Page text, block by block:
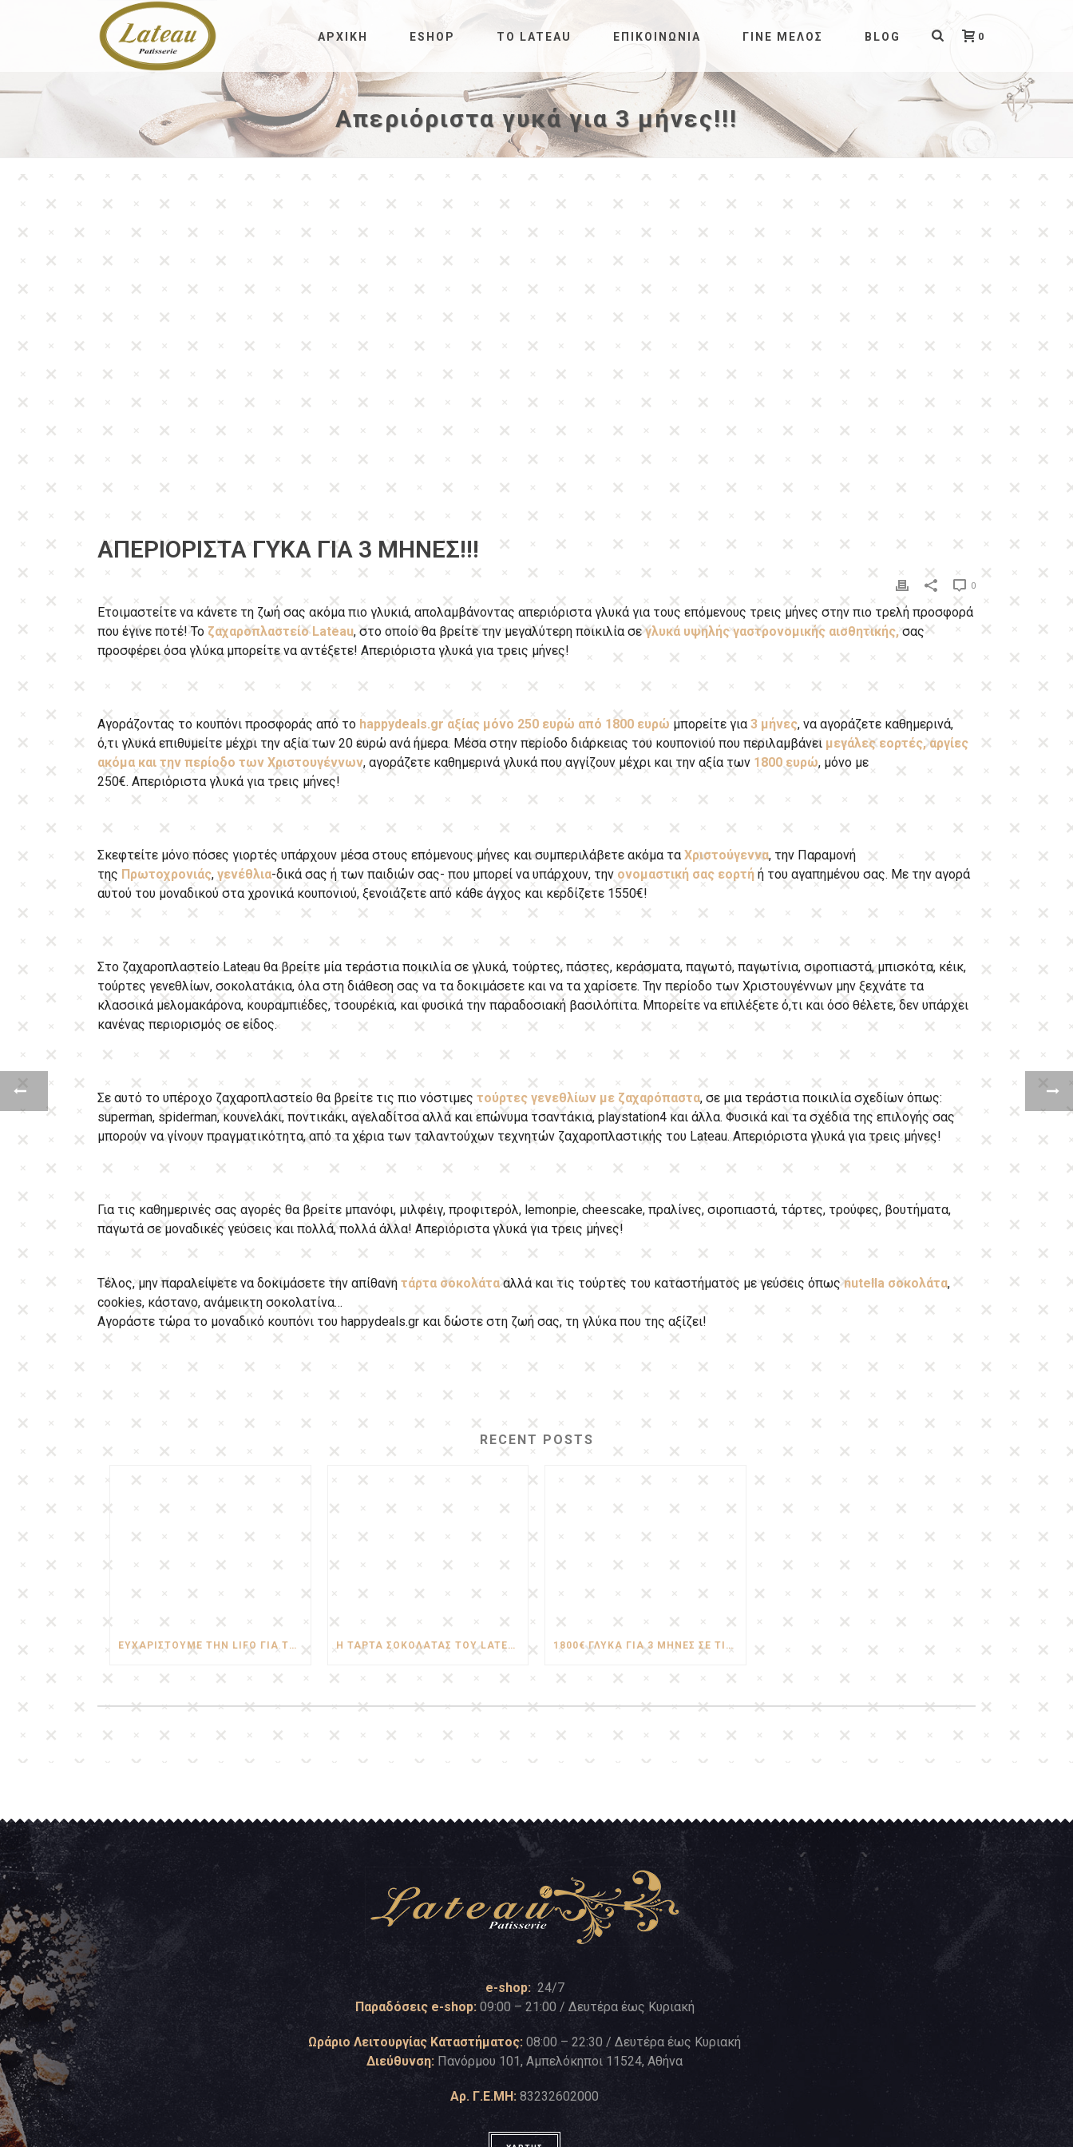
ΑΡΧΙΚΉ ESHOP ΤΟ LATEAU ΕΠΙΚΟΙΝΩΝΊΑ ΓΊΝΕ ΜΈΛΟΣ BLOG 0
Απεριόριστα γυκά για 3 μήνες!!!
ΑΠΕΡΙΌΡΙΣΤΑ ΓΥΚΆ ΓΙΑ 3 ΜΉΝΕΣ!!!
0
Ετοιμαστείτε να κάνετε τη ζωή σας ακόμα πιο γλυκιά, απολαμβάνοντας απεριόριστα γλυκά για τους επόμενους τρεις μήνες στην πιο τρελή προσφορά
που έγινε ποτέ! Το ζαχαροπλαστείο Lateau, στο οποίο θα βρείτε την μεγαλύτερη ποικιλία σεγλυκά υψηλής γαστρονομικής αισθητικής,σας
προσφέρει όσα γλύκα μπορείτε να αντέξετε! Απεριόριστα γλυκά για τρεις μήνες!
Αγοράζοντας το κουπόνι προσφοράς από το happydeals.gr αξίας μόνο 250 ευρώ από 1800 ευρώμπορείτε για 3 μήνες, να αγοράζετε καθημερινά,
ό,τι γλυκά επιθυμείτε μέχρι την αξία των 20 ευρώ ανά ήμερα. Μέσα στην περίοδο διάρκειας του κουπονιού που περιλαμβάνει μεγάλες εορτές, αργίες
ακόμα και την περίοδο των Χριστουγέννων, αγοράζετε καθημερινά γλυκά που αγγίζουν μέχρι και την αξία των 1800 ευρώ, μόνο με
250€. Απεριόριστα γλυκά για τρεις μήνες!
Σκεφτείτε μόνο πόσες γιορτές υπάρχουν μέσα στους επόμενους μήνες και συμπεριλάβετε ακόμα τα Χριστούγεννα, την Παραμονή
της Πρωτοχρονιάς, γενέθλια-δικά σας ή των παιδιών σας- που μπορεί να υπάρχουν, την ονομαστική σας εορτή ή του αγαπημένου σας. Με την αγορά
αυτού του μοναδικού στα χρονικά κουπονιού, ξενοιάζετε από κάθε άγχος και κερδίζετε 1550€!
Στο ζαχαροπλαστείο Lateau θα βρείτε μία τεράστια ποικιλία σε γλυκά, τούρτες, πάστες, κεράσματα, παγωτό, παγωτίνια, σιροπιαστά, μπισκότα, κέικ,
τούρτες γενεθλίων, σοκολατάκια, όλα στη διάθεση σας να τα δοκιμάσετε και να τα χαρίσετε. Την περίοδο των Χριστουγέννων μην ξεχνάτε τα
κλασσικά μελομακάρονα, κουραμπιέδες, τσουρέκια, και φυσικά την παραδοσιακή βασιλόπιτα. Μπορείτε να επιλέξετε ό,τι και όσο θέλετε, δεν υπάρχει
κανένας περιορισμός σε είδος.
Σε αυτό το υπέροχο ζαχαροπλαστείο θα βρείτε τις πιο νόστιμες τούρτες γενεθλίων με ζαχαρόπαστα, σε μια τεράστια ποικιλία σχεδίων όπως:
superman, spiderman, κουνελάκι, ποντικάκι, αγελαδίτσα αλλά και επώνυμα τσαντάκια, playstation4 και άλλα. Φυσικά και τα σχέδια της επιλογής σας
μπορούν να γίνουν πραγματικότητα, από τα χέρια των ταλαντούχων τεχνητών ζαχαροπλαστικής του Lateau. Απεριόριστα γλυκά για τρεις μήνες!
Για τις καθημερινές σας αγορές θα βρείτε μπανόφι, μιλφέιγ, προφιτερόλ, lemonpie, cheescake, πραλίνες, σιροπιαστά, τάρτες, τρούφες, βουτήματα,
παγωτά σε μοναδικές γεύσεις και πολλά, πολλά άλλα! Απεριόριστα γλυκά για τρεις μήνες!
Τέλος, μην παραλείψετε να δοκιμάσετε την απίθανη τάρτα σοκολάτααλλά και τις τούρτες του καταστήματος με γεύσεις όπωςnutella σοκολάτα,
cookies, κάστανο, ανάμεικτη σοκολατίνα…
Αγοράστε τώρα το μοναδικό κουπόνι του happydeals.gr και δώστε στη ζωή σας, τη γλύκα που της αξίζει!
RECENT POSTS
ΕΥΧΑΡΙΣΤΟΎΜΕ ΤΗΝ LIFO ΓΙΑ ΤΗΝ ΑΝΑΦΟΡΆ ΤΗΣ! Η ΤΆΡΤΑ ΣΟΚΟΛΆΤΑΣ ΤΟΥ LATEAU ΑΞΊΖΕΙ.. 1800€ ΓΛΥΚΆ ΓΙΑ 3 ΜΉΝΕΣ ΣΕ ΤΙΜΉ ΣΟΚ!
e-shop: 24/7
Παραδόσεις e-shop: 09:00 – 21:00 / Δευτέρα έως Κυριακή
Ωράριο Λειτουργίας Καταστήματος: 08:00 – 22:30 / Δευτέρα έως Κυριακή
Διεύθυνση: Πανόρμου 101, Αμπελόκηποι 11524, Αθήνα
Αρ. Γ.Ε.ΜΗ: 83232602000